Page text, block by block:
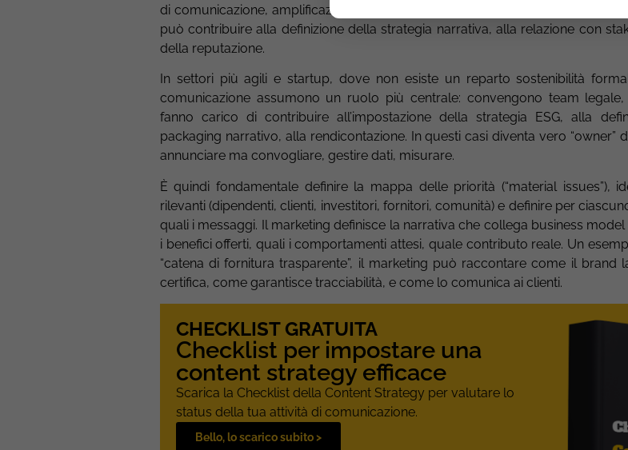
di comunicazione, amplificazione, pensiero di leadership. In realtà però anche
può contribuire alla definizione della strategia narrativa, alla relazione con
della reputazione.
In settori più agili e startup, dove non esiste un reparto sostenibilità
comunicazione assumono un ruolo più centrale: convengono team legale,
fanno carico di contribuire all’impostazione della strategia ESG, alla
packaging narrativo, alla rendicontazione. In questi casi diventa vero “owner”
annunciare ma convogliare, gestire dati, misurare.
È quindi fondamentale definire la mappa delle priorità (“material issues”),
rilevanti (dipendenti, clienti, investitori, fornitori, comunità) e definire per
quali i messaggi. Il marketing definisce la narrativa che collega business
i benefici offerti, quali i comportamenti attesi, quale contributo reale. Un
“catena di fornitura trasparente”, il marketing può raccontare come il brand
certifica, come garantisce tracciabilità, e come lo comunica ai clienti.
CHECKLIST GRATUITA
Checklist per impostare una
content strategy efficace
Scarica la Checklist della Content Strategy per valutare lo
status della tua attività di comunicazione.
Bello, lo scarico subito >